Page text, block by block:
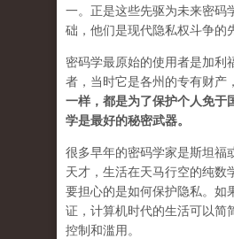
一。正是这些先驱为未来密码
础，他们是现代隐私权斗争的
密码学最原始的使用者是加利
者，当时它是各州的专有财产，
一样，都是为了保护个人免于
学是最好的秘密武器。
很多早年的密码学家是斯坦福
天才，生活在天马行空的纯数
要担心的是如何保护隐私。如
证，计算机时代的生活可以简
控制和滥用。